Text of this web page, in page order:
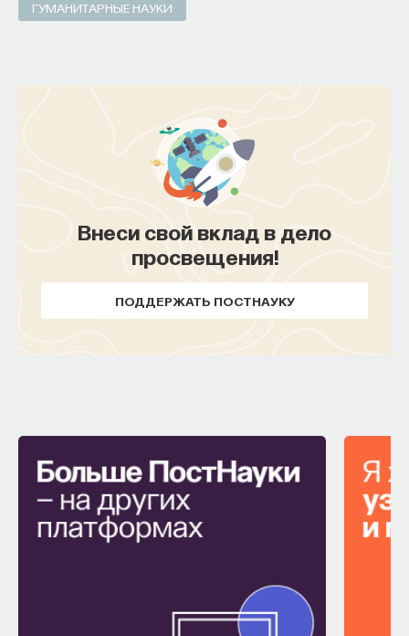
ГУМАНИТАРНЫЕ НАУКИ
Внеси свой вклад в дело
просвещения!
ПОДДЕРЖАТЬ ПОСТНАУКУ